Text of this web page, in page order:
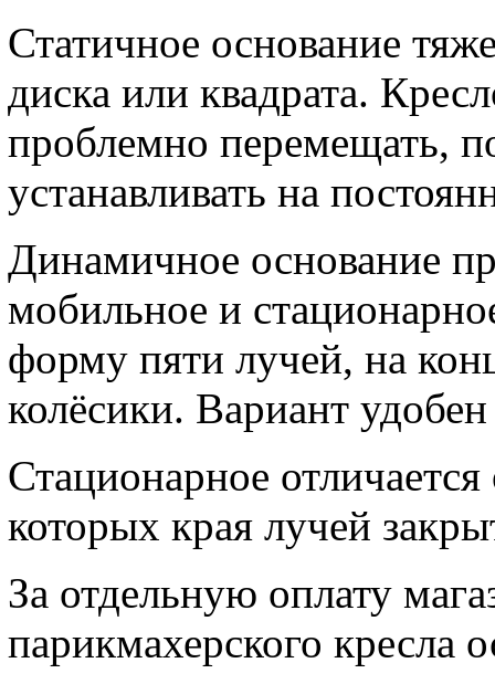
Статичное основание
диска или квадрата.
проблемно перемещать,
устанавливать на
Динамичное основание
мобильное и
форму пяти лучей, на
колёсики. Вариант
Стационарное
которых края лучей
За отдельную оплату
парикмахерского кресла